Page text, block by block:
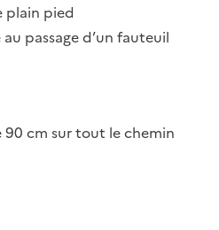
plain pied
passage d’un fauteuil
90 cm sur tout le chemin